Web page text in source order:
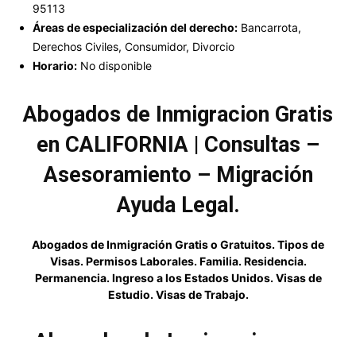
95113
Áreas de especialización del derecho: Bancarrota,
Derechos Civiles, Consumidor, Divorcio
Horario: No disponible
Abogados de Inmigracion Gratis
en CALIFORNIA | Consultas –
Asesoramiento – Migración
Ayuda Legal.
Abogados de Inmigración Gratis o Gratuitos. Tipos de
Visas. Permisos Laborales. Familia. Residencia.
Permanencia. Ingreso a los Estados Unidos. Visas de
Estudio. Visas de Trabajo.